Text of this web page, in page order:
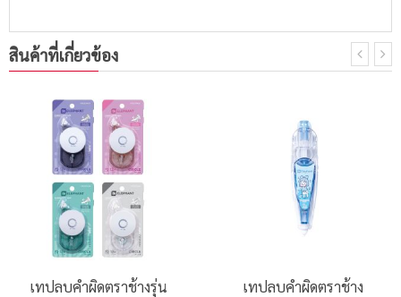
สินค้าที่เกี่ยวข้อง
เทปลบคำผิดตราช้างรุ่น
เทปลบคำผิดตราช้าง